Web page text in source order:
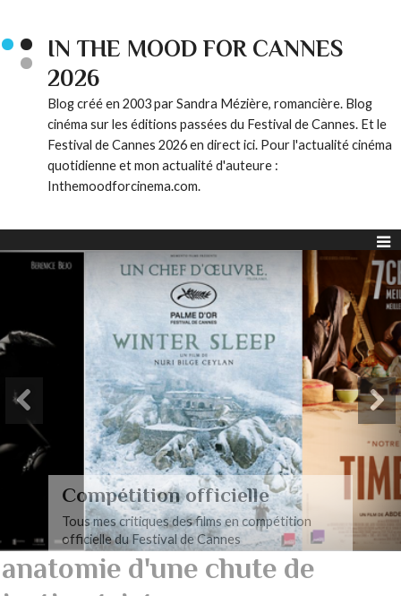
IN THE MOOD FOR CANNES
2026
Blog créé en 2003 par Sandra Mézière, romancière. Blog
cinéma sur les éditions passées du Festival de Cannes. Et le
Festival de Cannes 2026 en direct ici. Pour l'actualité cinéma
quotidienne et mon actualité d'auteure :
Inthemoodforcinema.com.
Compétition officielle
Tous mes critiques des films en compétition
officielle du Festival de Cannes
anatomie d'une chute de